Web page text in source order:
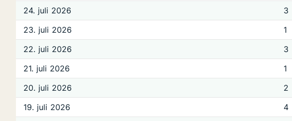
24. juli 2026
3
23. juli 2026
1
22. juli 2026
3
21. juli 2026
1
20. juli 2026
2
19. juli 2026
4